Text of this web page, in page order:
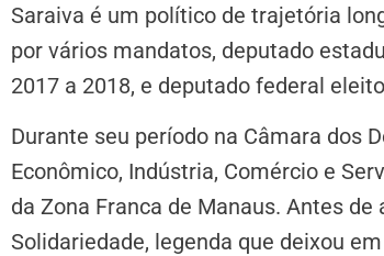
Saraiva é um político de trajetória
por vários mandatos, deputado
2017 a 2018, e deputado federal
Durante seu período na Câmara dos
Econômico, Indústria, Comércio e
da Zona Franca de Manaus. Antes
Solidariedade, legenda que deixou